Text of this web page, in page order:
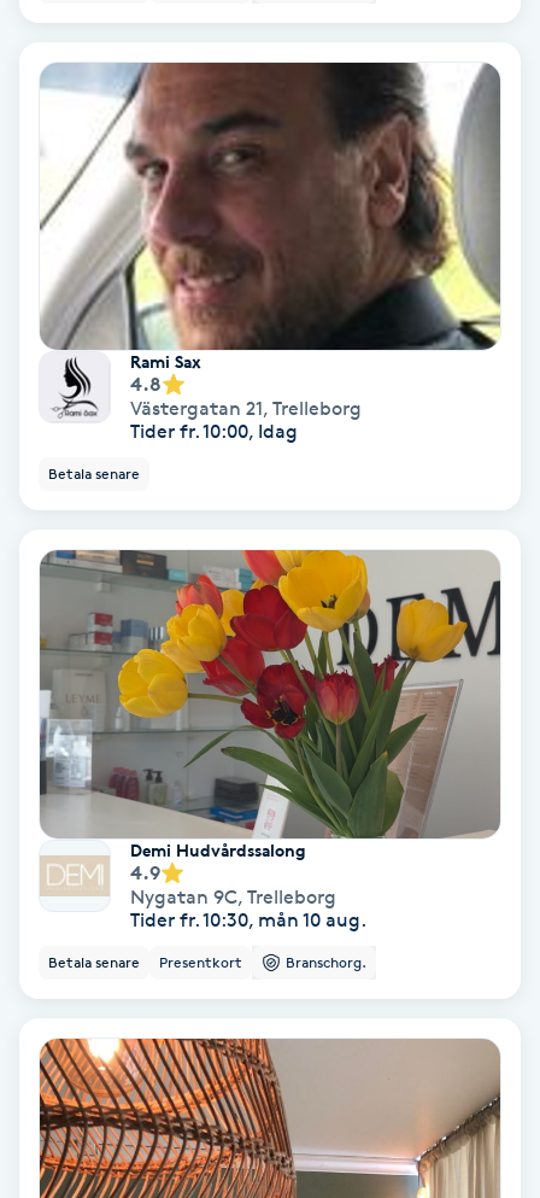
Huduppstramning
Hyaluronsyra
Hyperhidros
Hypnos
Hårborttagning
Hårbottenbehandling
Hårförlängning
Hälsprickor
Idrottsmassage
IR-massage
Japansk massage
Rami Sax
4.8
Västergatan 21, Trelleborg
Tider fr. 10:00, Idag
Betala senare
Demi Hudvårdssalong
4.9
Nygatan 9C, Trelleborg
Tider fr. 10:30, mån 10 aug.
Betala senare Presentkort Branschorg.